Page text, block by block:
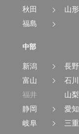
秋田
山形
福島
中部
新潟
長野
富山
石川
福井
山梨
静岡
愛知
岐阜
三重